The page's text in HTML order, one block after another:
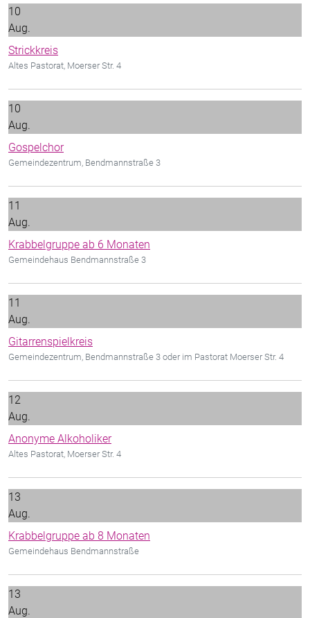
10
Aug.
Strickkreis
Altes Pastorat, Moerser Str. 4
10
Aug.
Gospelchor
Gemeindezentrum, Bendmannstraße 3
11
Aug.
Krabbelgruppe ab 6 Monaten
Gemeindehaus Bendmannstraße 3
11
Aug.
Gitarrenspielkreis
Gemeindezentrum, Bendmannstraße 3 oder im Pastorat Moerser Str. 4
12
Aug.
Anonyme Alkoholiker
Altes Pastorat, Moerser Str. 4
13
Aug.
Krabbelgruppe ab 8 Monaten
Gemeindehaus Bendmannstraße
13
Aug.